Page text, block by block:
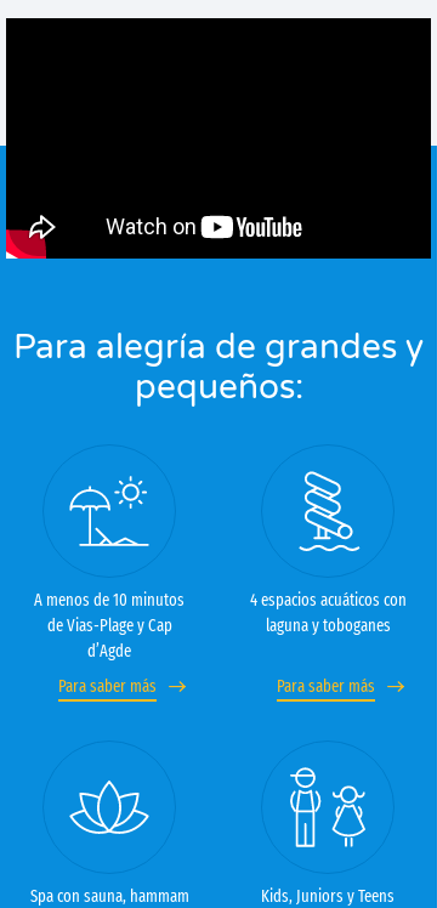
Para alegría de grandes y
pequeños:
A menos de 10 minutos
de Vias-Plage y Cap
d’Agde
Para saber más
4 espacios acuáticos con
laguna y toboganes
Para saber más
Spa con sauna, hammam
Kids, Juniors y Teens